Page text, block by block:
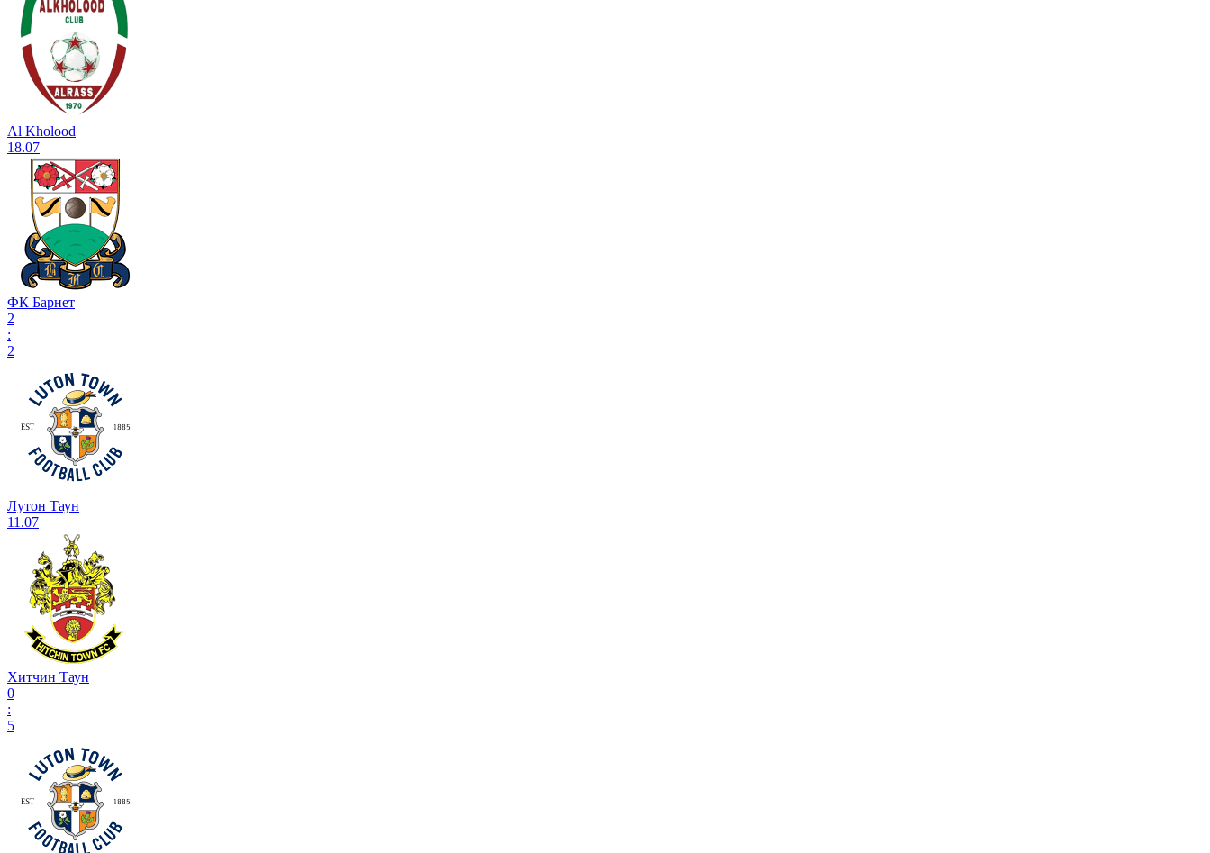
Al Kholood
18.07
ФК Барнет
2
:
2
Лутон Таун
11.07
Хитчин Таун
0
:
5